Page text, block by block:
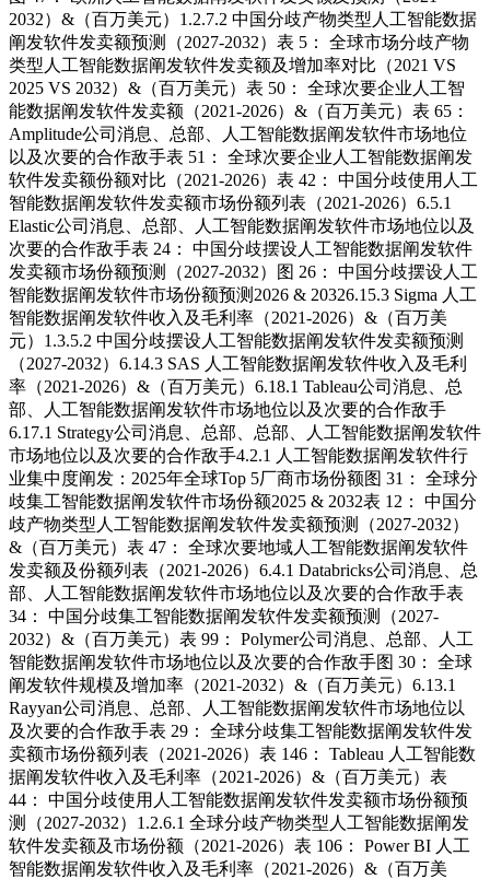
2032）&（百万美元）1.2.7.2 中国分歧产物类型人工智能数据
阐发软件发卖额预测（2027-2032）表 5： 全球市场分歧产物
类型人工智能数据阐发软件发卖额及增加率对比（2021 VS
2025 VS 2032）&（百万美元）表 50： 全球次要企业人工智
能数据阐发软件发卖额（2021-2026）&（百万美元）表 65：
Amplitude公司消息、总部、人工智能数据阐发软件市场地位
以及次要的合作敌手表 51： 全球次要企业人工智能数据阐发
软件发卖额份额对比（2021-2026）表 42： 中国分歧使用人工
智能数据阐发软件发卖额市场份额列表（2021-2026）6.5.1
Elastic公司消息、总部、人工智能数据阐发软件市场地位以及
次要的合作敌手表 24： 中国分歧摆设人工智能数据阐发软件
发卖额市场份额预测（2027-2032）图 26： 中国分歧摆设人工
智能数据阐发软件市场份额预测2026 & 20326.15.3 Sigma 人工
智能数据阐发软件收入及毛利率（2021-2026）&（百万美
元）1.3.5.2 中国分歧摆设人工智能数据阐发软件发卖额预测
（2027-2032）6.14.3 SAS 人工智能数据阐发软件收入及毛利
率（2021-2026）&（百万美元）6.18.1 Tableau公司消息、总
部、人工智能数据阐发软件市场地位以及次要的合作敌手
6.17.1 Strategy公司消息、总部、总部、人工智能数据阐发软件
市场地位以及次要的合作敌手4.2.1 人工智能数据阐发软件行
业集中度阐发：2025年全球Top 5厂商市场份额图 31： 全球分
歧集工智能数据阐发软件市场份额2025 & 2032表 12： 中国分
歧产物类型人工智能数据阐发软件发卖额预测（2027-2032）
&（百万美元）表 47： 全球次要地域人工智能数据阐发软件
发卖额及份额列表（2021-2026）6.4.1 Databricks公司消息、总
部、人工智能数据阐发软件市场地位以及次要的合作敌手表
34： 中国分歧集工智能数据阐发软件发卖额预测（2027-
2032）&（百万美元）表 99： Polymer公司消息、总部、人工
智能数据阐发软件市场地位以及次要的合作敌手图 30： 全球
阐发软件规模及增加率（2021-2032）&（百万美元）6.13.1
Rayyan公司消息、总部、人工智能数据阐发软件市场地位以
及次要的合作敌手表 29： 全球分歧集工智能数据阐发软件发
卖额市场份额列表（2021-2026）表 146： Tableau 人工智能数
据阐发软件收入及毛利率（2021-2026）&（百万美元）表
44： 中国分歧使用人工智能数据阐发软件发卖额市场份额预
测（2027-2032）1.2.6.1 全球分歧产物类型人工智能数据阐发
软件发卖额及市场份额（2021-2026）表 106： Power BI 人工
智能数据阐发软件收入及毛利率（2021-2026）&（百万美